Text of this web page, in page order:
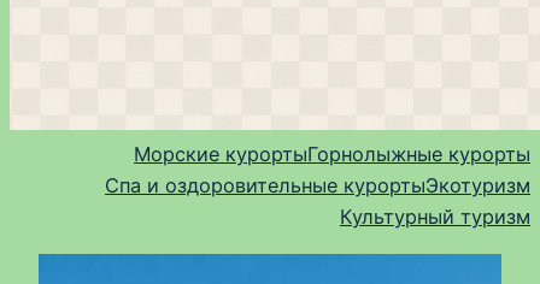
Морские курортыГорнолыжные курорты
Спа и оздоровительные курортыЭкотуризм
Культурный туризм